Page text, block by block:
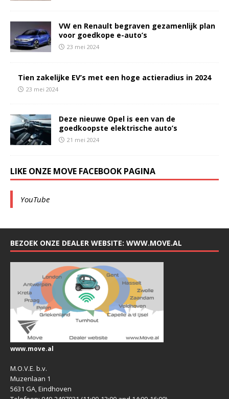
VW en Renault begraven gezamenlijk plan
voor goedkope e-auto’s
23 mei 2024
Tien zakelijke EV’s met een hoge actieradius in 2024
23 mei 2024
Deze nieuwe Opel is een van de
goedkoopste elektrische auto’s
21 mei 2024
LIKE ONZE MOVE FACEBOOK PAGINA
YouTube
BEZOEK ONZE DEALER WEBSITE: WWW.MOVE.AL
www.move.al
M.O.V.E. b.v.
Muzenlaan 1
5631 GA, Eindhoven